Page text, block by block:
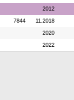
2012
7844 11.2018
2020
2022